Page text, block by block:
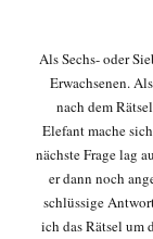
Als Sechs- oder
Erwachsenen.
nach dem
Elefant mache
nächste Frage lag
er dann noch
schlüssige
ich das Rätsel um